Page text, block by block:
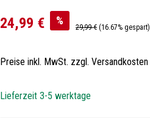
Verkaufspreis:
24,99 € % Regulärer Preis:
29,99 € (16.67% gespart)
Preise inkl. MwSt. zzgl. Versandkosten
Lieferzeit 3-5 werktage